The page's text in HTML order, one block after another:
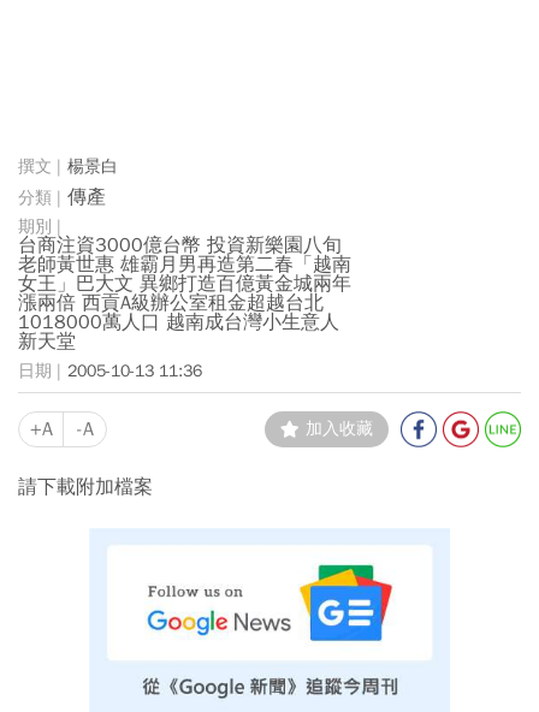
楊景白
傳產
台商注資3000億台幣 投資新樂園八旬
老師黃世惠 雄霸月男再造第二春「越南
女王」巴大文 異鄉打造百億黃金城兩年
漲兩倍 西貢A級辦公室租金超越台北
1018000萬人口 越南成台灣小生意人
新天堂
2005-10-13 11:36
+A -A 加入收藏
請下載附加檔案